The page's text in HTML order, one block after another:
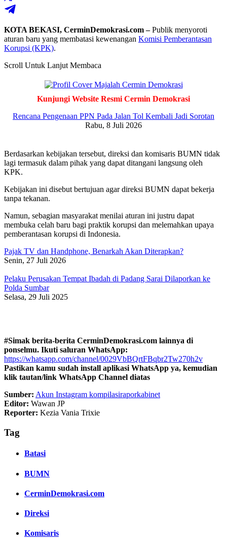
KOTA BEKASI, CerminDemokrasi.com –Publik menyoroti
aturan baru yang membatasi kewenangan Komisi Pemberantasan
Korupsi (KPK).
Scroll Untuk Lanjut Membaca
Kunjungi Website Resmi Cermin Demokrasi
Rencana Pengenaan PPN Pada Jalan Tol Kembali Jadi Sorotan
Rabu, 8 Juli 2026
Berdasarkan kebijakan tersebut, direksi dan komisaris BUMN tidak
lagi termasuk dalam pihak yang dapat ditangani langsung oleh
KPK.
Kebijakan ini disebut bertujuan agar direksi BUMN dapat bekerja
tanpa tekanan.
Namun, sebagian masyarakat menilai aturan ini justru dapat
membuka celah baru bagi praktik korupsi dan melemahkan upaya
pemberantasan korupsi di Indonesia.
Pajak TV dan Handphone, Benarkah Akan Diterapkan?
Senin, 27 Juli 2026
Pelaku Perusakan Tempat Ibadah di Padang Sarai Dilaporkan ke
Polda Sumbar
Selasa, 29 Juli 2025
#Simak berita-berita CerminDemokrasi.com lainnya di
ponselmu. Ikuti saluran WhatsApp:
https://whatsapp.com/channel/0029VbBQrtFBqbr2Tw270h2v
Pastikan kamu sudah install aplikasi WhatsApp ya, kemudian
klik tautan/link WhatsApp Channel diatas
Sumber: Akun Instagram kompilasiraporkabinet
Editor: Wawan JP
Reporter: Kezia Vania Trixie
Tag
Batasi
BUMN
CerminDemokrasi.com
Direksi
Komisaris